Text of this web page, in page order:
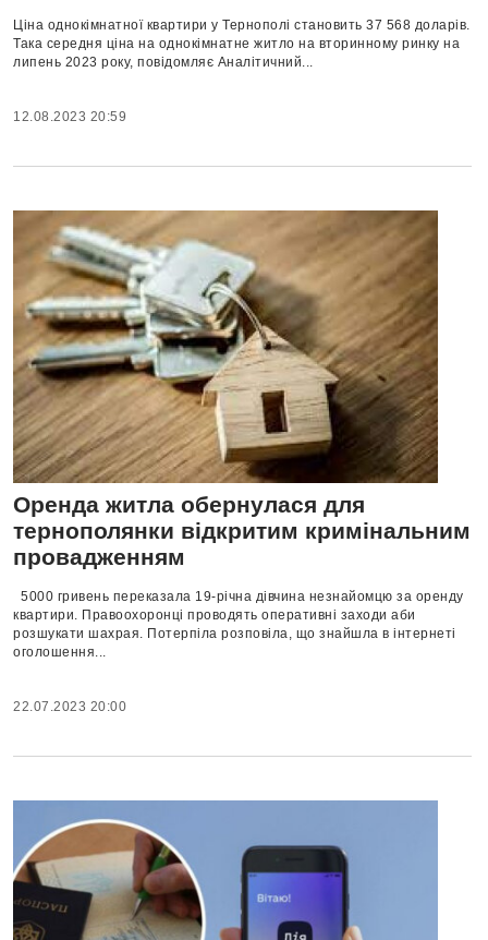
Ціна однокімнатної квартири у Тернополі становить 37 568 доларів.
Така середня ціна на однокімнатне житло на вторинному ринку на
липень 2023 року, повідомляє Аналітичний...
12.08.2023 20:59
Оренда житла обернулася для
тернополянки відкритим кримінальним
провадженням
5000 гривень переказала 19-річна дівчина незнайомцю за оренду
квартири. Правоохоронці проводять оперативні заходи аби
розшукати шахрая. Потерпіла розповіла, що знайшла в інтернеті
оголошення...
22.07.2023 20:00